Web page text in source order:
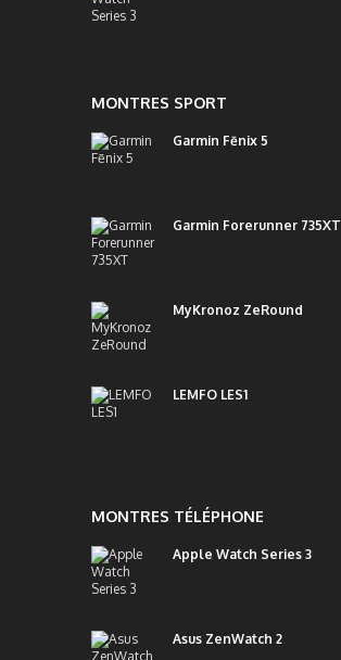
MONTRES SPORT
Garmin Fēnix 5
Garmin Forerunner 735XT
MyKronoz ZeRound
LEMFO LES1
MONTRES TÉLÉPHONE
Apple Watch Series 3
Asus ZenWatch 2